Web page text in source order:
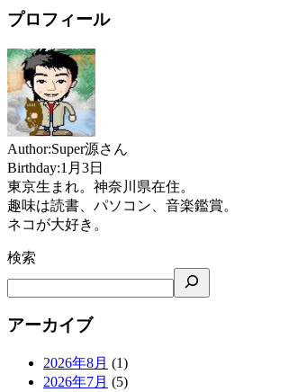
プロフィール
Author:Super源さん
Birthday:1月3日
東京生まれ。神奈川県在住。
趣味は読書、パソコン、音楽鑑賞。
ネコが大好き。
検索
アーカイブ
2026年8月 (1)
2026年7月 (5)